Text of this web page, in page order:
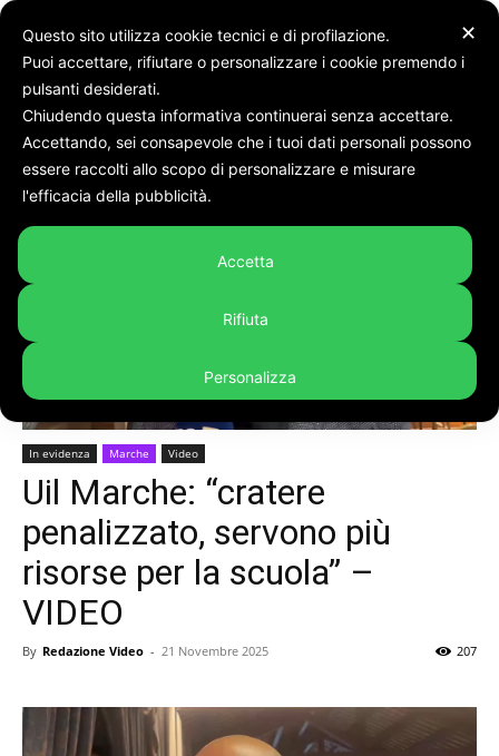
In evidenza
In evidenza Marche Video
Uil Marche: “cratere
penalizzato, servono più
risorse per la scuola” –
VIDEO
By Redazione Video - 21 Novembre 2025 207
✕
Questo sito utilizza cookie tecnici e di profilazione.
Puoi accettare, rifiutare o personalizzare i cookie premendo i
pulsanti desiderati.
Chiudendo questa informativa continuerai senza accettare.
Accettando, sei consapevole che i tuoi dati personali possono
essere raccolti allo scopo di personalizzare e misurare
l'efficacia della pubblicità.
Accetta
Rifiuta
Personalizza